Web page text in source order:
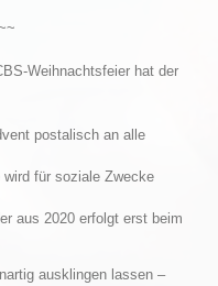
Weihnachtsfeier hat der
postalisch an alle
für soziale Zwecke
aus 2020 erfolgt erst beim
ausklingen lassen –